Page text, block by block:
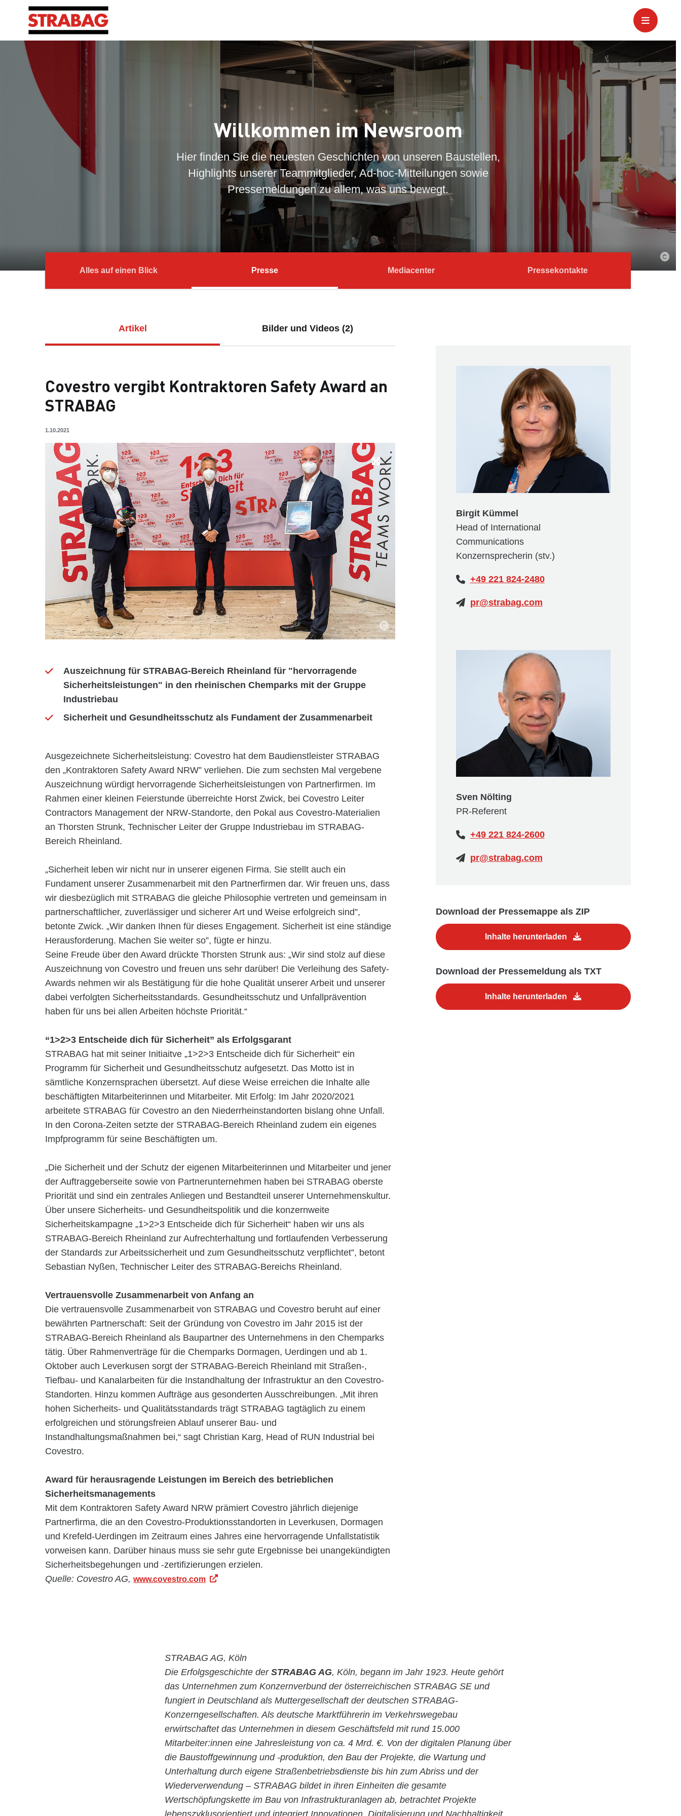
Willkommen im Newsroom
Hier finden Sie die neuesten Geschichten von unseren Baustellen,
Highlights unserer Teammitglieder, Ad-hoc-Mitteilungen sowie
Pressemeldungen zu allem, was uns bewegt.
Alles auf einen Blick Presse Mediacenter Pressekontakte
Artikel Bilder und Videos (2)
Covestro vergibt Kontraktoren Safety Award an
STRABAG
1.10.2021
Auszeichnung für STRABAG-Bereich Rheinland für "hervorragende
Sicherheitsleistungen" in den rheinischen Chemparks mit der Gruppe
Industriebau
Sicherheit und Gesundheitsschutz als Fundament der Zusammenarbeit
Ausgezeichnete Sicherheitsleistung: Covestro hat dem Baudienstleister STRABAG
den „Kontraktoren Safety Award NRW” verliehen. Die zum sechsten Mal vergebene
Auszeichnung würdigt hervorragende Sicherheitsleistungen von Partnerfirmen. Im
Rahmen einer kleinen Feierstunde überreichte Horst Zwick, bei Covestro Leiter
Contractors Management der NRW-Standorte, den Pokal aus Covestro-Materialien
an Thorsten Strunk, Technischer Leiter der Gruppe Industriebau im STRABAG-
Bereich Rheinland.
„Sicherheit leben wir nicht nur in unserer eigenen Firma. Sie stellt auch ein
Fundament unserer Zusammenarbeit mit den Partnerfirmen dar. Wir freuen uns, dass
wir diesbezüglich mit STRABAG die gleiche Philosophie vertreten und gemeinsam in
partnerschaftlicher, zuverlässiger und sicherer Art und Weise erfolgreich sind”,
betonte Zwick. „Wir danken Ihnen für dieses Engagement. Sicherheit ist eine ständige
Herausforderung. Machen Sie weiter so”, fügte er hinzu.
Seine Freude über den Award drückte Thorsten Strunk aus: „Wir sind stolz auf diese
Auszeichnung von Covestro und freuen uns sehr darüber! Die Verleihung des Safety-
Awards nehmen wir als Bestätigung für die hohe Qualität unserer Arbeit und unserer
dabei verfolgten Sicherheitsstandards. Gesundheitsschutz und Unfallprävention
haben für uns bei allen Arbeiten höchste Priorität.“
“1>2>3 Entscheide dich für Sicherheit” als Erfolgsgarant
STRABAG hat mit seiner Initiaitve „1>2>3 Entscheide dich für Sicherheit“ ein
Programm für Sicherheit und Gesundheitsschutz aufgesetzt. Das Motto ist in
sämtliche Konzernsprachen übersetzt. Auf diese Weise erreichen die Inhalte alle
beschäftigten Mitarbeiterinnen und Mitarbeiter. Mit Erfolg: Im Jahr 2020/2021
arbeitete STRABAG für Covestro an den Niederrheinstandorten bislang ohne Unfall.
In den Corona-Zeiten setzte der STRABAG-Bereich Rheinland zudem ein eigenes
Impfprogramm für seine Beschäftigten um.
„Die Sicherheit und der Schutz der eigenen Mitarbeiterinnen und Mitarbeiter und jener
der Auftraggeberseite sowie von Partnerunternehmen haben bei STRABAG oberste
Priorität und sind ein zentrales Anliegen und Bestandteil unserer Unternehmenskultur.
Über unsere Sicherheits- und Gesundheitspolitik und die konzernweite
Sicherheitskampagne „1>2>3 Entscheide dich für Sicherheit“ haben wir uns als
STRABAG-Bereich Rheinland zur Aufrechterhaltung und fortlaufenden Verbesserung
der Standards zur Arbeitssicherheit und zum Gesundheitsschutz verpflichtet”, betont
Sebastian Nyßen, Technischer Leiter des STRABAG-Bereichs Rheinland.
Vertrauensvolle Zusammenarbeit von Anfang an
Die vertrauensvolle Zusammenarbeit von STRABAG und Covestro beruht auf einer
bewährten Partnerschaft: Seit der Gründung von Covestro im Jahr 2015 ist der
STRABAG-Bereich Rheinland als Baupartner des Unternehmens in den Chemparks
tätig. Über Rahmenverträge für die Chemparks Dormagen, Uerdingen und ab 1.
Oktober auch Leverkusen sorgt der STRABAG-Bereich Rheinland mit Straßen-,
Tiefbau- und Kanalarbeiten für die Instandhaltung der Infrastruktur an den Covestro-
Standorten. Hinzu kommen Aufträge aus gesonderten Ausschreibungen. „Mit ihren
hohen Sicherheits- und Qualitätsstandards trägt STRABAG tagtäglich zu einem
erfolgreichen und störungsfreien Ablauf unserer Bau- und
Instandhaltungsmaßnahmen bei,“ sagt Christian Karg, Head of RUN Industrial bei
Covestro.
Award für herausragende Leistungen im Bereich des betrieblichen
Sicherheitsmanagements
Mit dem Kontraktoren Safety Award NRW prämiert Covestro jährlich diejenige
Partnerfirma, die an den Covestro-Produktionsstandorten in Leverkusen, Dormagen
und Krefeld-Uerdingen im Zeitraum eines Jahres eine hervorragende Unfallstatistik
vorweisen kann. Darüber hinaus muss sie sehr gute Ergebnisse bei unangekündigten
Sicherheitsbegehungen und -zertifizierungen erzielen.
Quelle: Covestro AG, www.covestro.com
Download der Pressemappe als ZIP
Inhalte herunterladen
Download der Pressemeldung als TXT
Inhalte herunterladen
Birgit Kümmel
Head of International
Communications
Konzernsprecherin (stv.)
+49 221 824-2480
pr@strabag.com
Sven Nölting
PR-Referent
+49 221 824-2600
pr@strabag.com
STRABAG AG, Köln
Die Erfolgsgeschichte der STRABAG AG, Köln, begann im Jahr 1923. Heute gehört
das Unternehmen zum Konzernverbund der österreichischen STRABAG SE und
fungiert in Deutschland als Muttergesellschaft der deutschen STRABAG-
Konzerngesellschaften. Als deutsche Marktführerin im Verkehrswegebau
erwirtschaftet das Unternehmen in diesem Geschäftsfeld mit rund 15.000
Mitarbeiter:innen eine Jahresleistung von ca. 4 Mrd. €. Von der digitalen Planung über
die Baustoffgewinnung und -produktion, den Bau der Projekte, die Wartung und
Unterhaltung durch eigene Straßenbetriebsdienste bis hin zum Abriss und der
Wiederverwendung – STRABAG bildet in ihren Einheiten die gesamte
Wertschöpfungskette im Bau von Infrastrukturanlagen ab, betrachtet Projekte